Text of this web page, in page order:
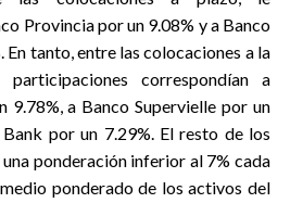
Provincia por un 9.08% y a Banco
tanto, entre las colocaciones a la
correspondían a
9.78%, a Banco Supervielle por un
por un 7.29%. El resto de los
ponderación inferior al 7% cada
ponderado de los activos del